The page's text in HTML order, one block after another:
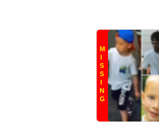
M
I
S
S
I
N
G